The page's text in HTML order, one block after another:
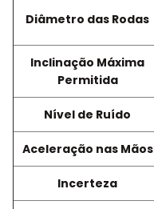
Diâmetro das Rodas
Inclinação Máxima
Permitida
Nível de Ruído
Aceleração nas Mãos
Incerteza